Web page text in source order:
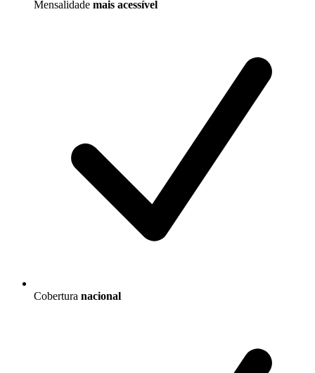
Mensalidade mais acessível
Cobertura nacional